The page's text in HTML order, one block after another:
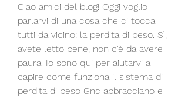
Ciao amici del blog! Oggi voglio
parlarvi di una cosa che ci tocca
tutti da vicino: la perdita di peso. Sì,
avete letto bene, non c'è da avere
paura! Io sono qui per aiutarvi a
capire come funziona il sistema di
perdita di peso Gnc abbracciano e